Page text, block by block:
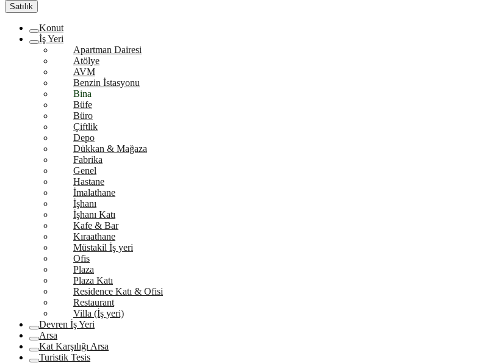
Satılık
Konut
İş Yeri
Apartman Dairesi
Atölye
AVM
Benzin İstasyonu
Bina
Büfe
Büro
Çiftlik
Depo
Dükkan & Mağaza
Fabrika
Genel
Hastane
İmalathane
İşhanı
İşhanı Katı
Kafe & Bar
Kıraathane
Müstakil İş yeri
Ofis
Plaza
Plaza Katı
Residence Katı & Ofisi
Restaurant
Villa (İş yeri)
Devren İş Yeri
Arsa
Kat Karşılığı Arsa
Turistik Tesis